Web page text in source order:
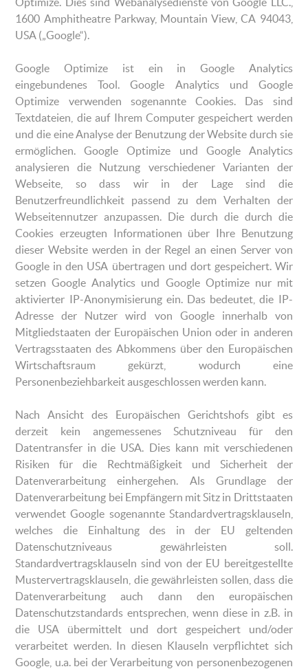
1600 Amphitheatre Parkway, Mountain View, CA 94043,
USA („Google“).
Google Optimize ist ein in Google Analytics
eingebundenes Tool. Google Analytics und Google
Optimize verwenden sogenannte Cookies. Das sind
Textdateien, die auf Ihrem Computer gespeichert werden
und die eine Analyse der Benutzung der Website durch sie
ermöglichen. Google Optimize und Google Analytics
analysieren die Nutzung verschiedener Varianten der
Webseite, so dass wir in der Lage sind die
Benutzerfreundlichkeit passend zu dem Verhalten der
Webseitennutzer anzupassen. Die durch die durch die
Cookies erzeugten Informationen über Ihre Benutzung
dieser Website werden in der Regel an einen Server von
Google in den USA übertragen und dort gespeichert. Wir
setzen Google Analytics und Google Optimize nur mit
aktivierter IP-Anonymisierung ein. Das bedeutet, die IP-
Adresse der Nutzer wird von Google innerhalb von
Mitgliedstaaten der Europäischen Union oder in anderen
Vertragsstaaten des Abkommens über den Europäischen
Wirtschaftsraum gekürzt, wodurch eine
Personenbeziehbarkeit ausgeschlossen werden kann.
Nach Ansicht des Europäischen Gerichtshofs gibt es
derzeit kein angemessenes Schutzniveau für den
Datentransfer in die USA. Dies kann mit verschiedenen
Risiken für die Rechtmäßigkeit und Sicherheit der
Datenverarbeitung einhergehen. Als Grundlage der
Datenverarbeitung bei Empfängern mit Sitz in Drittstaaten
verwendet Google sogenannte Standardvertragsklauseln,
welches die Einhaltung des in der EU geltenden
Datenschutzniveaus gewährleisten soll.
Standardvertragsklauseln sind von der EU bereitgestellte
Mustervertragsklauseln, die gewährleisten sollen, dass die
Datenverarbeitung auch dann den europäischen
Datenschutzstandards entsprechen, wenn diese in z.B. in
die USA übermittelt und dort gespeichert und/oder
verarbeitet werden. In diesen Klauseln verpflichtet sich
Google, u.a. bei der Verarbeitung von personenbezogenen